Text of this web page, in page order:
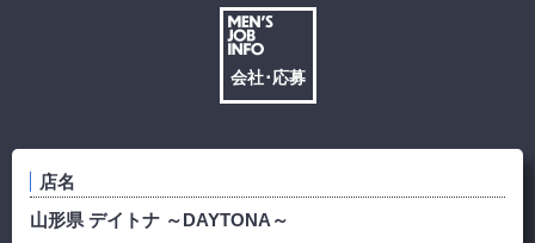
会社･応募
店名
山形県 デイトナ ～DAYTONA～